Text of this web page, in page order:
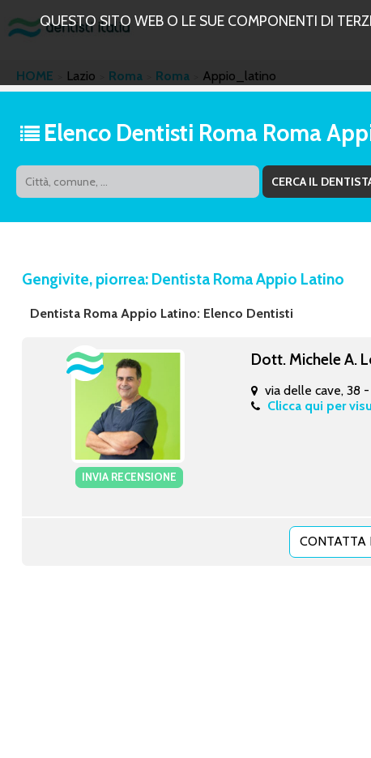
QUESTO SITO WEB O LE SUE COMPONENTI DI
HOME Lazio Roma Roma Appio_latino
Elenco Dentisti Roma Roma
Gengivite, piorrea: Dentista Roma Appio Latino
Dentista Roma Appio Latino: Elenco Dentisti
INVIA RECENSIONE
Dott. Michele A.
via delle cave, 38 -
Clicca qui per
CONTATTA